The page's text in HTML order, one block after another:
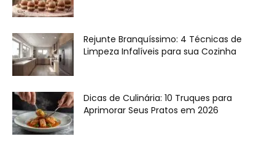
Rejunte Branquíssimo: 4 Técnicas de
Limpeza Infalíveis para sua Cozinha
Dicas de Culinária: 10 Truques para
Aprimorar Seus Pratos em 2026